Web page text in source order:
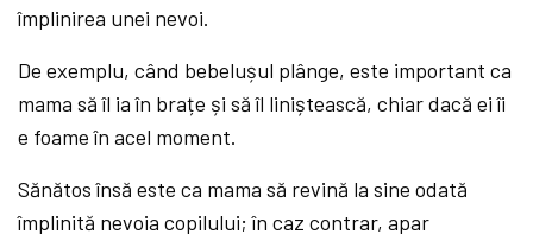
împlinirea unei nevoi.
De exemplu, când bebelușul plânge, este important ca
mama să îl ia în brațe și să îl liniștească, chiar dacă ei îi
e foame în acel moment.
Sănătos însă este ca mama să revină la sine odată
împlinită nevoia copilului; în caz contrar, apar